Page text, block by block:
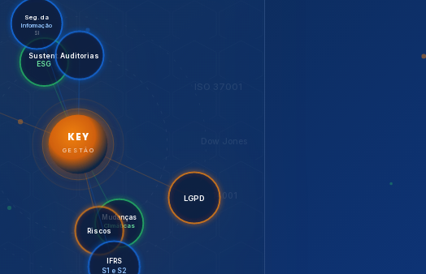
ISO 37001
ISO 14001
Dow Jones
Sustent.
ESG
Auditorias
Mudanças
Climáticas
Riscos
Seg. da
Informação
LGPD
IFRS
S1 e S2
KEY
GESTÃO